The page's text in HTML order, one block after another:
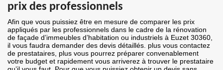
prix des professionnels
Afin que vous puissiez être en mesure de comparer les prix
appliqués par les professionnels dans le cadre de la rénovation
de façade d’immeubles d’habitation ou industriels à Euzet 30360,
il vous faudra demander des devis détaillés. plus vous contactez
de prestataires, plus vous pourrez préparer convenablement
votre budget et rapidement vous arriverez à trouver le prestataire